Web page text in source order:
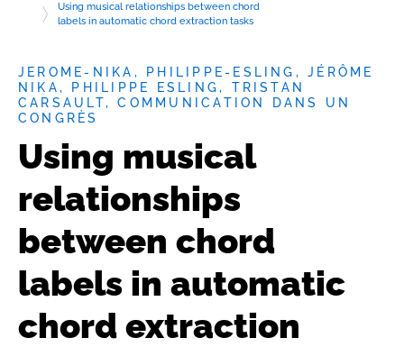
Using musical relationships between chord
labels in automatic chord extraction tasks
JEROME-NIKA, PHILIPPE-ESLING, JÉRÔME
NIKA, PHILIPPE ESLING, TRISTAN
CARSAULT, COMMUNICATION DANS UN
CONGRÈS
Using musical
relationships
between chord
labels in automatic
chord extraction